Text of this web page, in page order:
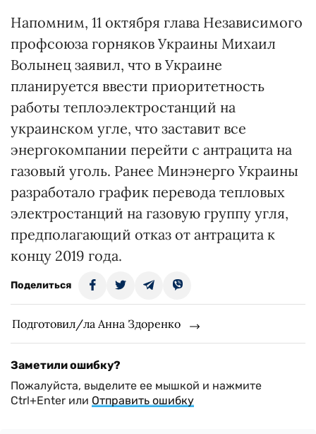
Напомним, 11 октября глава Независимого
профсоюза горняков Украины Михаил
Волынец заявил, что в Украине
планируется ввести приоритетность
работы теплоэлектростанций на
украинском угле, что заставит все
энергокомпании перейти с антрацита на
газовый уголь. Ранее Минэнерго Украины
разработало график перевода тепловых
электростанций на газовую группу угля,
предполагающий отказ от антрацита к
концу 2019 года.
Поделиться
Подготовил/ла Анна Здоренко
Заметили ошибку?
Пожалуйста, выделите ее мышкой и нажмите
Ctrl+Enter или Отправить ошибку